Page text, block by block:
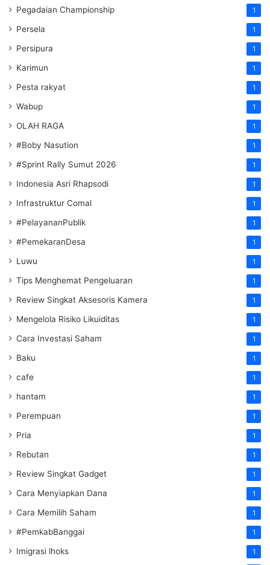
Pegadaian Championship 1
Persela 1
Persipura 1
Karimun 1
Pesta rakyat 1
Wabup 1
OLAH RAGA 1
#Boby Nasution 1
#Sprint Rally Sumut 2026 1
Indonesia Asri Rhapsodi 1
Infrastruktur Comal 1
#PelayananPublik 1
#PemekaranDesa 1
Luwu 1
Tips Menghemat Pengeluaran 1
Review Singkat Aksesoris Kamera 1
Mengelola Risiko Likuiditas 1
Cara Investasi Saham 1
Baku 1
cafe 1
hantam 1
Perempuan 1
Pria 1
Rebutan 1
Review Singkat Gadget 1
Cara Menyiapkan Dana 1
Cara Memilih Saham 1
#PemkabBanggai 1
Imigrasi lhoks 1